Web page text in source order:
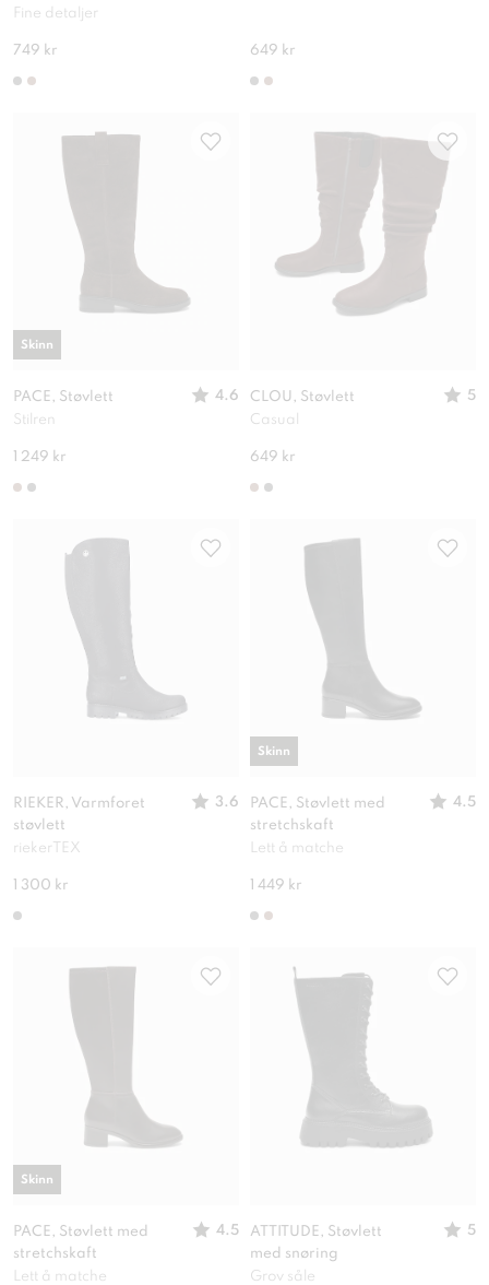
Fine detaljer
749 kr 649 kr
PACE, Støvlett
4.6
Stilren
1 249 kr
Skinn
CLOU, Støvlett
5
Casual
649 kr
RIEKER, Varmforet
støvlett
3.6
riekerTEX
1 300 kr
PACE, Støvlett med
stretchskaft
4.5
Lett å matche
1 449 kr
Skinn
PACE, Støvlett med
stretchskaft
4.5
Lett å matche
Skinn
ATTITUDE, Støvlett
med snøring
5
Grov såle